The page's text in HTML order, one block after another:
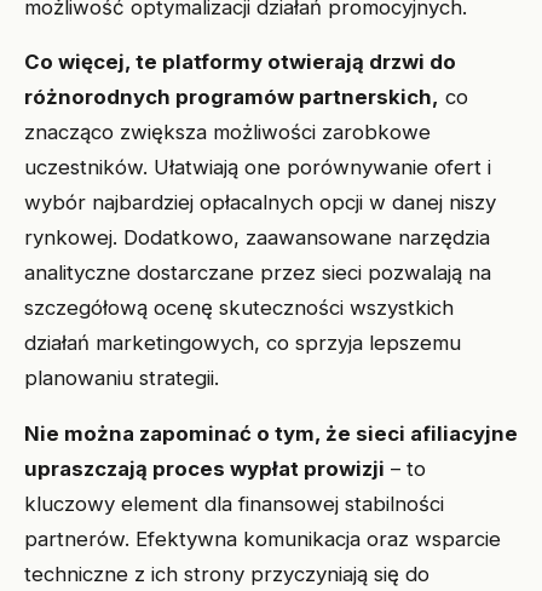
możliwość optymalizacji działań promocyjnych.
Co więcej, te platformy otwierają drzwi do
różnorodnych programów partnerskich, co
znacząco zwiększa możliwości zarobkowe
uczestników. Ułatwiają one porównywanie ofert i
wybór najbardziej opłacalnych opcji w danej niszy
rynkowej. Dodatkowo, zaawansowane narzędzia
analityczne dostarczane przez sieci pozwalają na
szczegółową ocenę skuteczności wszystkich
działań marketingowych, co sprzyja lepszemu
planowaniu strategii.
Nie można zapominać o tym, że sieci afiliacyjne
upraszczają proces wypłat prowizji – to
kluczowy element dla finansowej stabilności
partnerów. Efektywna komunikacja oraz wsparcie
techniczne z ich strony przyczyniają się do